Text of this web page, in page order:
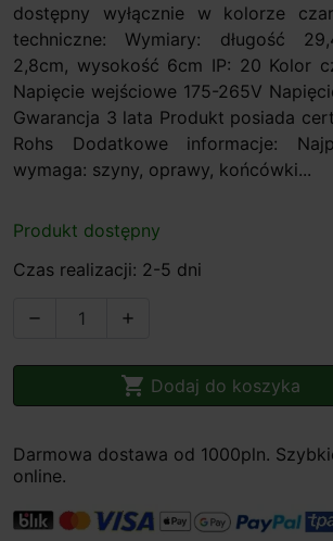
dostępny wyłącznie w kolorze
techniczne: Wymiary: długość
2,8cm, wysokość 6cm IP: 20 Kolor
Napięcie wejściowe 175-265V
Gwarancja 3 lata Produkt posiada
Rohs Dodatkowe informacje:
wymaga: szyny, oprawy, końcówki...
Produkt dostępny
Czas realizacji: 2-5 dni
 
 Dodaj do koszyka
Darmowa dostawa od 1000pln.
online.